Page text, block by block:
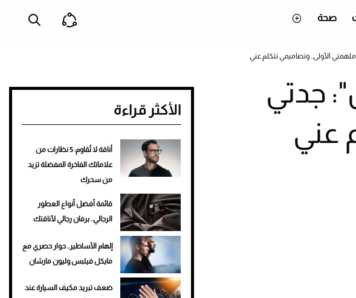
صحة
الأولى.. وتصاميمي تتكلم عني
جدتي
عني
الأكثر قراءة
أناقة لا تُقاوم: 5 نظارات من
علاماتك الفاخرة المفضلة تزيد
من سحرك
قائمة أفضل أنواع العطور
الرجالي.. برفان رجالي لأناقتك
إلهام الأساطير.. حوار حصري مع
مايكل فيلبس وليون مارشان
ضعف تبريد مكيف السيارة عند